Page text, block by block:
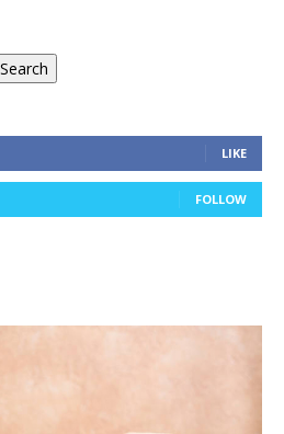
Search
LIKE
FOLLOW